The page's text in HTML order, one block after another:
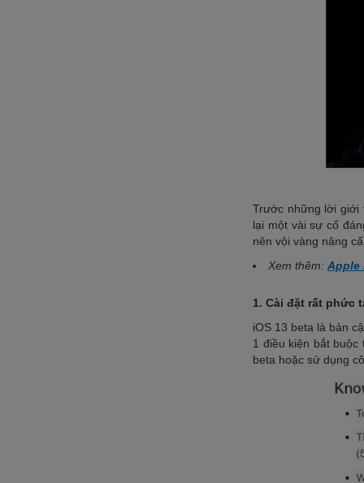
Trước những lời giới
lại một vài sự cố
nên vội vàng nâng
Xem thêm: Apple
1. Cài đặt rất phức
iOS 13 beta là bản
1 điều kiện bắt buộc
beta hoặc sử dụng